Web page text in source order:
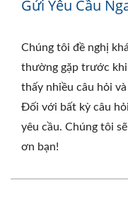
Gửi Yêu Cầu
Chúng tôi đề nghị
thường gặp trước
thấy nhiều câu hỏi
Đối với bất kỳ câu
yêu cầu. Chúng tôi
ơn bạn!